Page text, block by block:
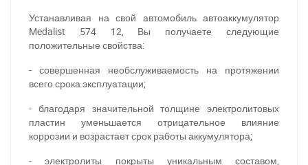
Устанавливая на свой автомобиль автоаккумулятор
Medalist 574 12, Вы получаете следующие
положительные свойства:
- совершенная необслуживаемость на протяжении
всего срока эксплуатации;
- благодаря значительной толщине электролитовых
пластин уменьшается отрицательное влияние
коррозии и возрастает срок работы аккумулятора;
- электролиты покрыты уникальным составом,